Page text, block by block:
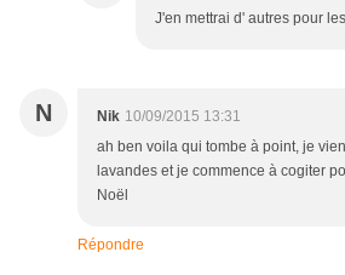
J'en mettrai d' autres pour
N Nik 10/09/2015 13:31
ah ben voila qui tombe à point, je
lavandes et je commence à cogiter
Noël
Répondre